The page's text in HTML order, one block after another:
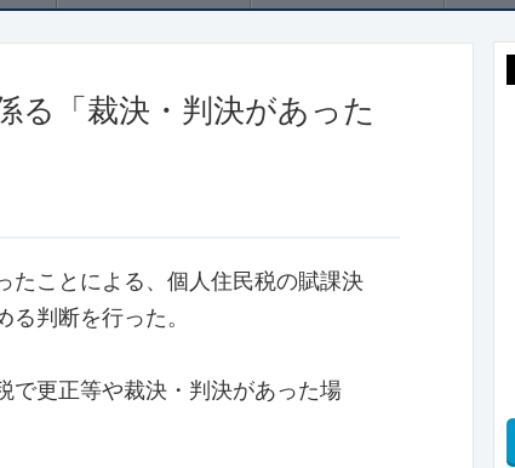
「裁決・判決があった
ことによる、個人住民税の賦課決
判断を行った。
更正等や裁決・判決があった場